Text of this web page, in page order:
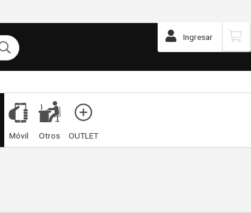
Ingresar
Móvil Otros OUTLET